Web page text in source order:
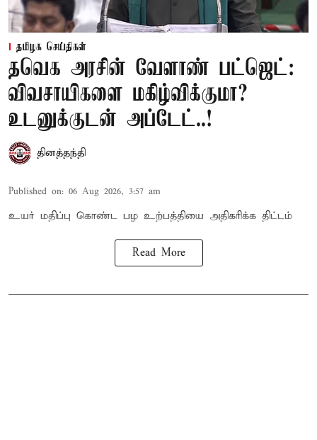
தமிழக செய்திகள்
தவெக அரசின் வேளாண் பட்ஜெட்:
விவசாயிகளை மகிழ்விக்குமா?
உடனுக்குடன் அப்டேட்..!
தினத்தந்தி
Published on: 06 Aug 2026, 3:57 am
உயர் மதிப்பு கொண்ட பழ உற்பத்தியை அதிகரிக்க திட்டம்
Read More